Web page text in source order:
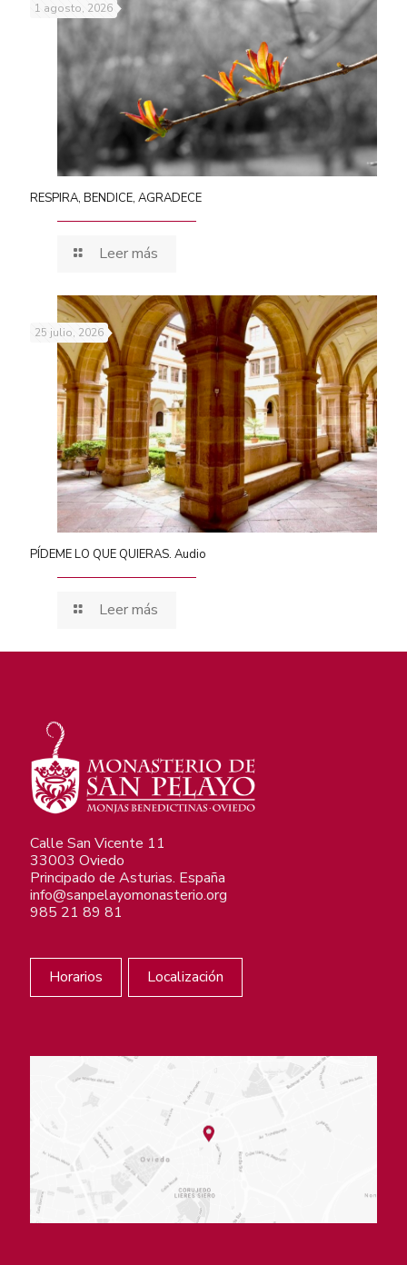
1 agosto, 2026
RESPIRA, BENDICE, AGRADECE
Leer más
25 julio, 2026
PÍDEME LO QUE QUIERAS. Audio
Leer más
Calle San Vicente 11
33003 Oviedo
Principado de Asturias. España
info@sanpelayomonasterio.org
985 21 89 81
Horarios Localización